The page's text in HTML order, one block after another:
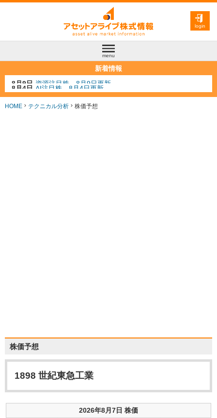
login
menu
新着情報
8月4日 AI注目株 8月4日更新
8月3日 人気業種注目株 8月3日更新
8月2日 金融注目株 8月2日更新
HOME テクニカル分析 株価予想
株価予想
1898 世紀東急工業
2026年8月7日 株価